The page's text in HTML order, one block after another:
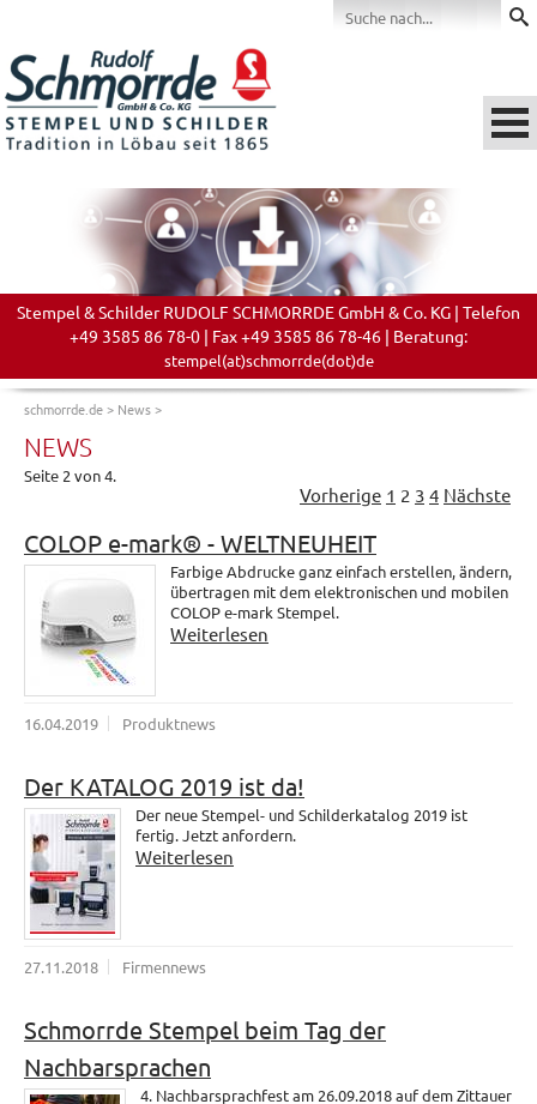
Stempel & Schilder RUDOLF SCHMORRDE GmbH & Co. KG | Telefon
+49 3585 86 78-0 | Fax +49 3585 86 78-46 | Beratung:
stempel(at)schmorrde(dot)de
schmorrde.de> News>
NEWS
Seite 2 von 4.
Vorherige 1 2 3 4 Nächste
COLOP e-mark® - WELTNEUHEIT
Farbige Abdrucke ganz einfach erstellen, ändern,
übertragen mit dem elektronischen und mobilen
COLOP e-mark Stempel.
Weiterlesen
16.04.2019 Produktnews
Der KATALOG 2019 ist da!
Der neue Stempel- und Schilderkatalog 2019 ist
fertig. Jetzt anfordern.
Weiterlesen
27.11.2018 Firmennews
Schmorrde Stempel beim Tag der
Nachbarsprachen
4. Nachbarsprachfest am 26.09.2018 auf dem Zittauer